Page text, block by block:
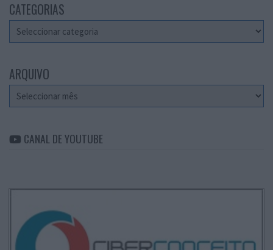
CATEGORIAS
Categorias
ARQUIVO
Arquivo
CANAL DE YOUTUBE